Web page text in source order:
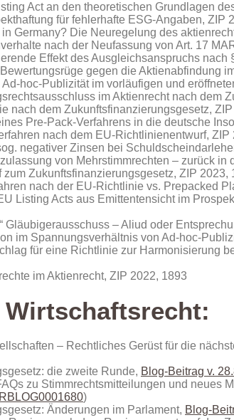
Act an den theoretischen Grundlagen
für fehlerhafte ESG-Angaben, ZIP
Germany? Die Neuregelung des
nach der Neufassung von Art. 17
Effekt des Ausgleichsanspruchs nach
gegen die Aktienabfindung
hoc-Publizität im vorläufigen und
im Aktienrecht nach dem
nach dem Zukunftsfinanzierungsgesetz,
Pre-Pack-Verfahrens in die deutsche
nach dem EU‑Richtlinienentwurf, ZIP
negativer Zinsen bei
von Mehrstimmrechten – zurück in
Zukunftsfinanzierungsgesetz, ZIP 2023,
nach der EU-Richtlinie vs. Prepacked
Listing Acts aus Emittentensicht im
Gläubigerausschuss – Aliud oder
im Spannungsverhältnis von Ad-hoc-
für eine Richtlinie zur Harmonisierung
im Aktienrecht, ZIP 2022, 1893
– Rechtliches Gerüst für die
die zweite Runde, Blog-Beitrag v.
zu Stimmrechtsmitteilungen und neues
)
Änderungen im Parlament, Blog-